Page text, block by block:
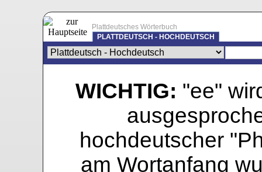
Plattdeutsches Wörterbuch
PLATTDEUTSCH - HOCHDEUTSCH
WICHTIG: "ee"
hochdeutscher
am Wortanfang